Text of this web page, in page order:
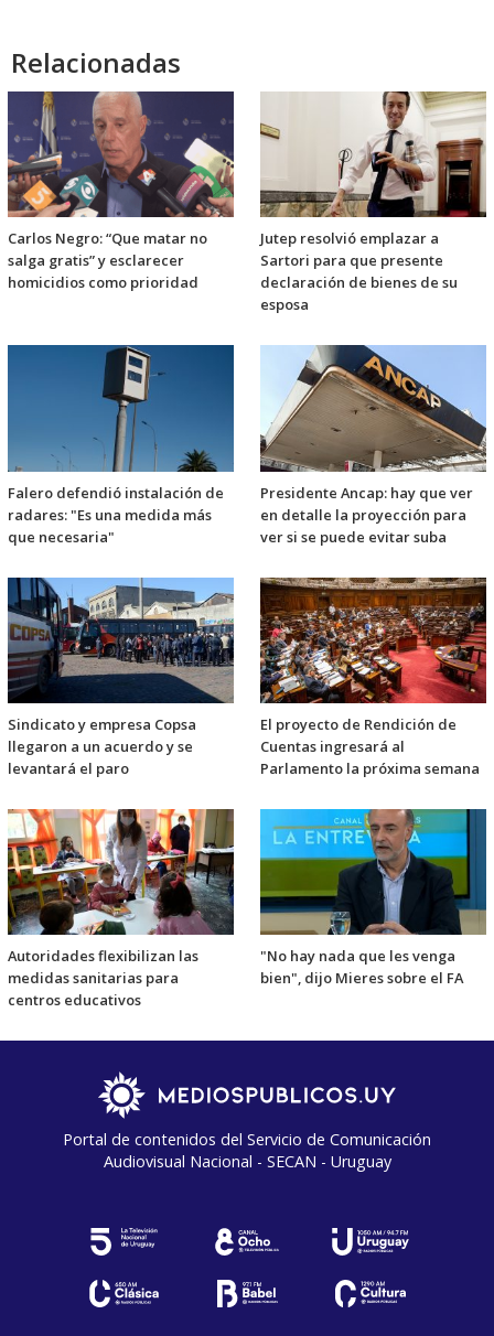
Relacionadas
Carlos Negro: “Que matar no
salga gratis” y esclarecer
homicidios como prioridad
Jutep resolvió emplazar a
Sartori para que presente
declaración de bienes de su
esposa
Falero defendió instalación de
radares: "Es una medida más
que necesaria"
Presidente Ancap: hay que ver
en detalle la proyección para
ver si se puede evitar suba
Sindicato y empresa Copsa
llegaron a un acuerdo y se
levantará el paro
El proyecto de Rendición de
Cuentas ingresará al
Parlamento la próxima semana
Autoridades flexibilizan las
medidas sanitarias para
centros educativos
"No hay nada que les venga
bien", dijo Mieres sobre el FA
Portal de contenidos del Servicio de Comunicación
Audiovisual Nacional - SECAN - Uruguay